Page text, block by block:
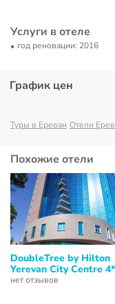
Услуги в отеле
год реновации: 2016
График цен
Туры в Ереван Отели
Похожие отели
DoubleTree by Hilton
Yerevan City Centre 4*
нет отзывов